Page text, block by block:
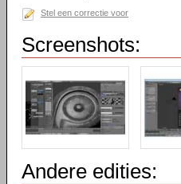
Stel een correctie voor
Screenshots:
Andere edities: